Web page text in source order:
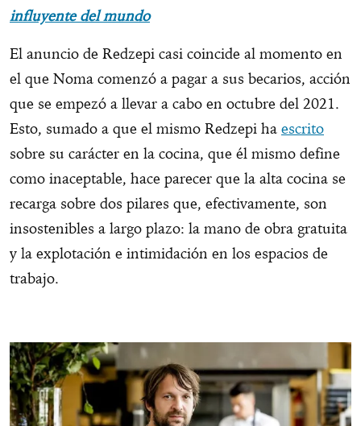
influyente del mundo
El anuncio de Redzepi casi coincide al momento en
el que Noma comenzó a pagar a sus becarios, acción
que se empezó a llevar a cabo en octubre del 2021.
Esto, sumado a que el mismo Redzepi ha escrito
sobre su carácter en la cocina, que él mismo define
como inaceptable, hace parecer que la alta cocina se
recarga sobre dos pilares que, efectivamente, son
insostenibles a largo plazo: la mano de obra gratuita
y la explotación e intimidación en los espacios de
trabajo.